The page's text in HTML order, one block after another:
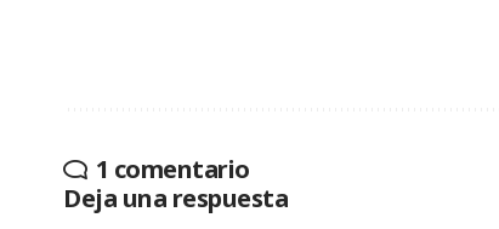
1 comentario
Deja una respuesta